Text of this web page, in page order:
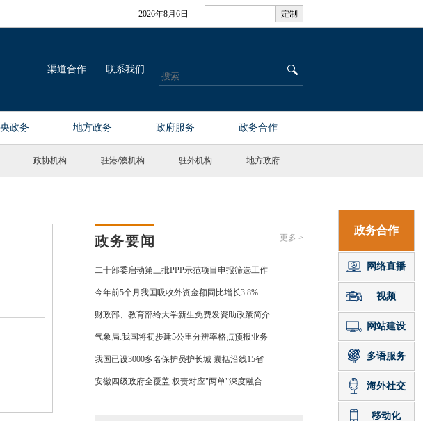
政协机构 驻港/澳机构 驻外机构 地方政府
政务要闻 更多 >
二十部委启动第三批PPP示范项目申报筛选工作
今年前5个月我国吸收外资金额同比增长3.8%
财政部、教育部给大学新生免费发资助政策简介
气象局:我国将初步建5公里分辨率格点预报业务
我国已设3000多名保护员护长城 囊括沿线15省
安徽四级政府全覆盖 权责对应"两单"深度融合